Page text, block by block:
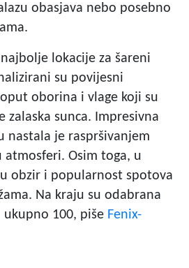
obasjava nebo posebno
lokacije za šareni
su povijesni
oborina i vlage koji su
zalaska sunca. Impresivna
nastala je raspršivanjem
atmosferi. Osim toga, u
obzir i popularnost spotova
Na kraju su odabrana
100, piše Fenix-